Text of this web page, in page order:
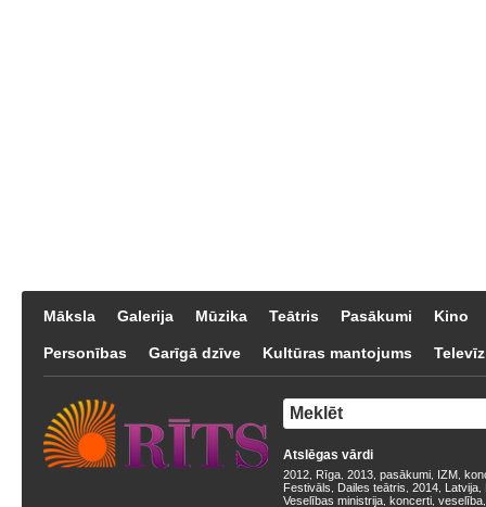
Māksla Galerija Mūzika Teātris Pasākumi Kino
Personības Garīgā dzīve Kultūras mantojums
Atslēgas vārdi
2012 Rīga 2013 pasākumi IZM
Festivāls
Dailes teātris 2014 Latvija
Veselības ministrija koncerti veselība